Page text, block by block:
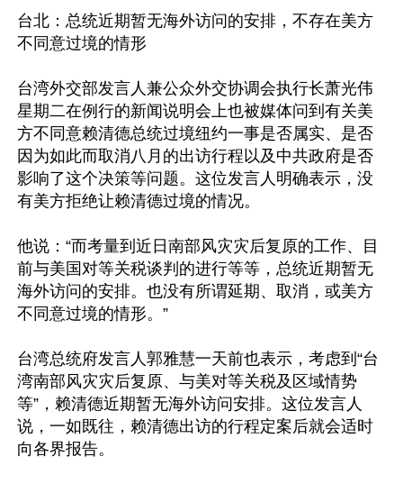
台北：总统近期暂无海外访问的安排，不存在美方
不同意过境的情形
台湾外交部发言人兼公众外交协调会执行长萧光伟
星期二在例行的新闻说明会上也被媒体问到有关美
方不同意赖清德总统过境纽约一事是否属实、是否
因为如此而取消八月的出访行程以及中共政府是否
影响了这个决策等问题。这位发言人明确表示，没
有美方拒绝让赖清德过境的情况。
他说：“而考量到近日南部风灾灾后复原的工作、目
前与美国对等关税谈判的进行等等，总统近期暂无
海外访问的安排。也没有所谓延期、取消，或美方
不同意过境的情形。”
台湾总统府发言人郭雅慧一天前也表示，考虑到“台
湾南部风灾灾后复原、与美对等关税及区域情势
等”，赖清德近期暂无海外访问安排。这位发言人
说，一如既往，赖清德出访的行程定案后就会适时
向各界报告。